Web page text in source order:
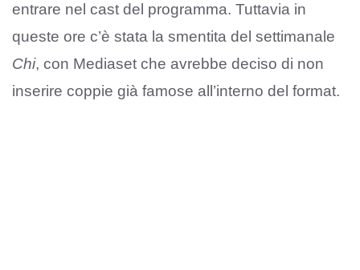
entrare nel cast del programma. Tuttavia in
queste ore c’è stata la smentita del settimanale
Chi, con Mediaset che avrebbe deciso di non
inserire coppie già famose all’interno del format.